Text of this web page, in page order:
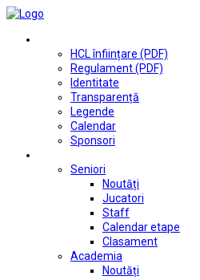
HCL înființare (PDF)
Regulament (PDF)
Identitate
Transparență
Legende
Calendar
Sponsori
Seniori
Noutăți
Jucatori
Staff
Calendar etape
Clasament
Academia
Noutăți